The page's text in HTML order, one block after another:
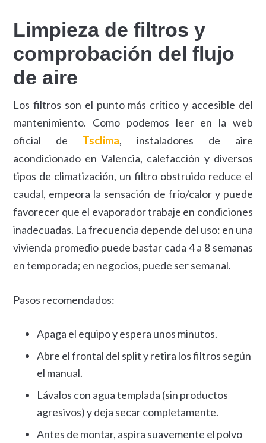
Limpieza de filtros y
comprobación del flujo
de aire
Los filtros son el punto más crítico y accesible del
mantenimiento. Como podemos leer en la web
oficial de Tsclima, instaladores de aire
acondicionado en Valencia, calefacción y diversos
tipos de climatización, un filtro obstruido reduce el
caudal, empeora la sensación de frío/calor y puede
favorecer que el evaporador trabaje en condiciones
inadecuadas. La frecuencia depende del uso: en una
vivienda promedio puede bastar cada 4 a 8 semanas
en temporada; en negocios, puede ser semanal.
Pasos recomendados:
Apaga el equipo y espera unos minutos.
Abre el frontal del split y retira los filtros según
el manual.
Lávalos con agua templada (sin productos
agresivos) y deja secar completamente.
Antes de montar, aspira suavemente el polvo